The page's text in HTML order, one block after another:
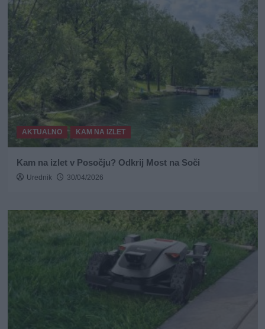
AKTUALNO KAM NA IZLET
Kam na izlet v Posočju? Odkrij Most na Soči
Urednik 30/04/2026